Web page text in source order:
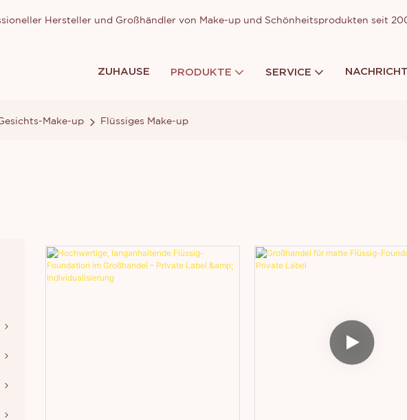
Hersteller und Großhändler von Make-up und Schönheitsprodukten seit
ZUHAUSE PRODUKTE SERVICE NACHRICHT
Make-up Flüssiges Make-up